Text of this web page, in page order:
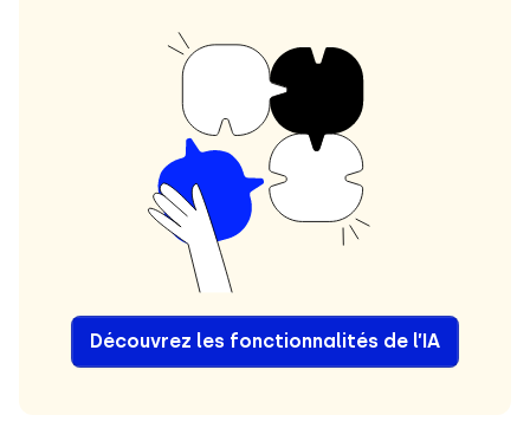
Découvrez les fonctionnalités de l’IA